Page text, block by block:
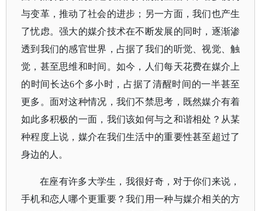
与变革，推动了社会的进步；另一方面，我们也产生
了忧虑。强大的媒介技术在不断发展的同时，逐渐渗
透到我们的感官世界，占据了我们的听觉、视觉、触
觉，甚至思维和时间。如今，人们每天花费在媒介上
的时间长达6个多小时，占据了清醒时间的一半甚至
更多。面对这种情况，我们不禁思考，既然媒介有着
如此多积极的一面，我们该如何与之和谐相处？从某
种程度上说，媒介在我们生活中的重要性甚至超过了
身边的人。
在座有许多大学生，我很好奇，对于你们来说，
手机和恋人哪个更重要？我们用一种与媒介相关的方